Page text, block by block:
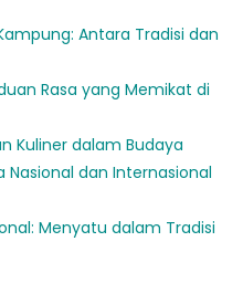
Antara Tradisi dan
Rasa yang Memikat di
Kuliner dalam Budaya
Nasional dan Internasional
Menyatu dalam Tradisi